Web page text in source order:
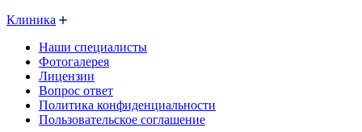
Клиника
Наши специалисты
Фотогалерея
Лицензии
Вопрос ответ
Политика конфиденциальности
Пользовательское соглашение